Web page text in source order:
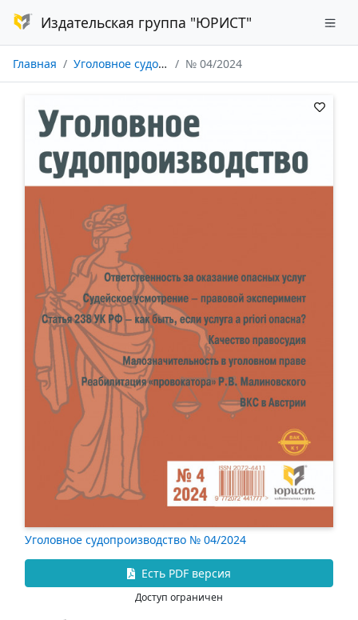
Издательская группа "ЮРИСТ"
Главная Уголовное судопроизводство № 04/2024
Уголовное судопроизводство № 04/2024
Есть PDF версия
Доступ ограничен